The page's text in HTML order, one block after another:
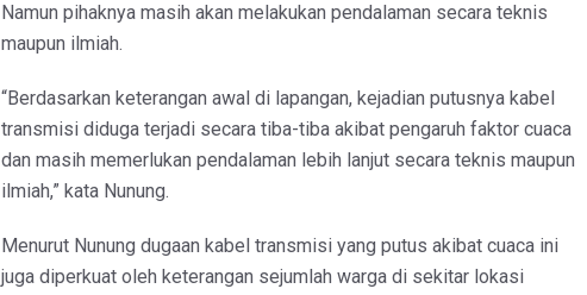
Namun pihaknya masih akan melakukan pendalaman secara teknis
maupun ilmiah.
“Berdasarkan keterangan awal di lapangan, kejadian putusnya kabel
transmisi diduga terjadi secara tiba-tiba akibat pengaruh faktor cuaca
dan masih memerlukan pendalaman lebih lanjut secara teknis maupun
ilmiah,” kata Nunung.
Menurut Nunung dugaan kabel transmisi yang putus akibat cuaca ini
juga diperkuat oleh keterangan sejumlah warga di sekitar lokasi